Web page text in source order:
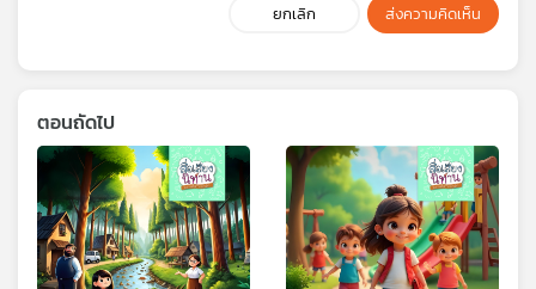
ยกเลิก ส่งความคิดเห็น
ตอนถัดไป